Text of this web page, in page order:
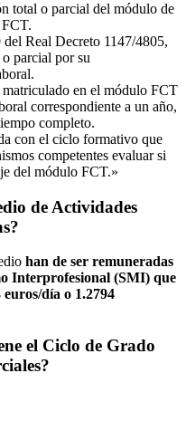
total o parcial del módulo de
Real Decreto 1147/4805,
parcial por su
matriculado en el módulo FCT
correspondiente a un año,
completo.
con el ciclo formativo que
competentes evaluar si
del módulo FCT.»
de Actividades
han de ser remuneradas
Interprofesional (SMI) que
día o 1.2794
el Ciclo de Grado